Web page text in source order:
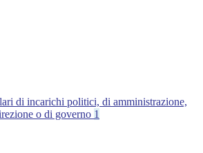
di incarichi politici, di amministrazione,
o di governo 1